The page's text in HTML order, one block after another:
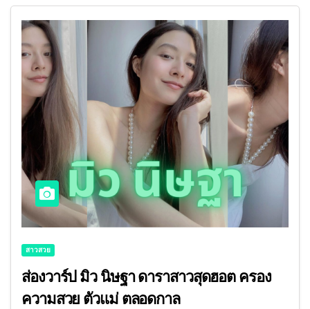
สาวสวย
ส่องวาร์ป มิว นิษฐา ดาราสาวสุดฮอต ครอง
ความสวย ตัวแม่ ตลอดกาล